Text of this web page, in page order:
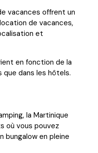
vacances offrent un
de vacances,
et
en fonction de la
que dans les hôtels.
la Martinique
où vous pouvez
bungalow en pleine